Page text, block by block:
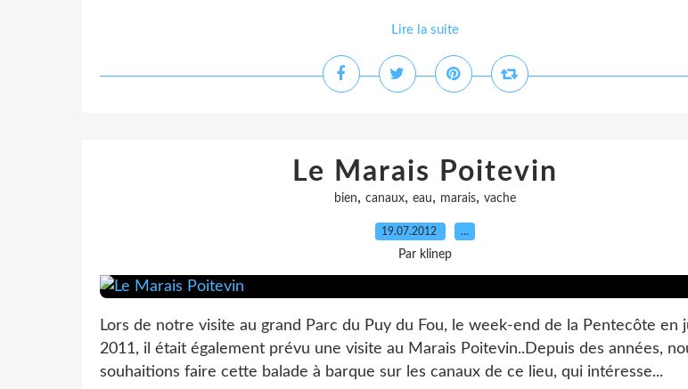
Lire la suite
Le Marais Poitevin
bien, canaux, eau, marais, vache
19.07.2012 …
Par klinep
Lors de notre visite au grand Parc du Puy du Fou, le week-end de la Pentecôte en
2011, il était également prévu une visite au Marais Poitevin..Depuis des années,
souhaitions faire cette balade à barque sur les canaux de ce lieu, qui intéresse...